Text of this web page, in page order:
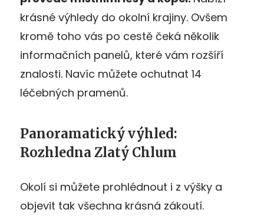
krásné výhledy do okolní krajiny. Ovšem
kromě toho vás po cestě čeká několik
informačních panelů, které vám rozšíří
znalosti. Navíc můžete ochutnat 14
léčebných pramenů.
Panoramatický výhled:
Rozhledna Zlatý Chlum
Okolí si můžete prohlédnout i z výšky a
objevit tak všechna krásná zákoutí.